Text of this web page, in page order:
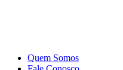
Quem Somos